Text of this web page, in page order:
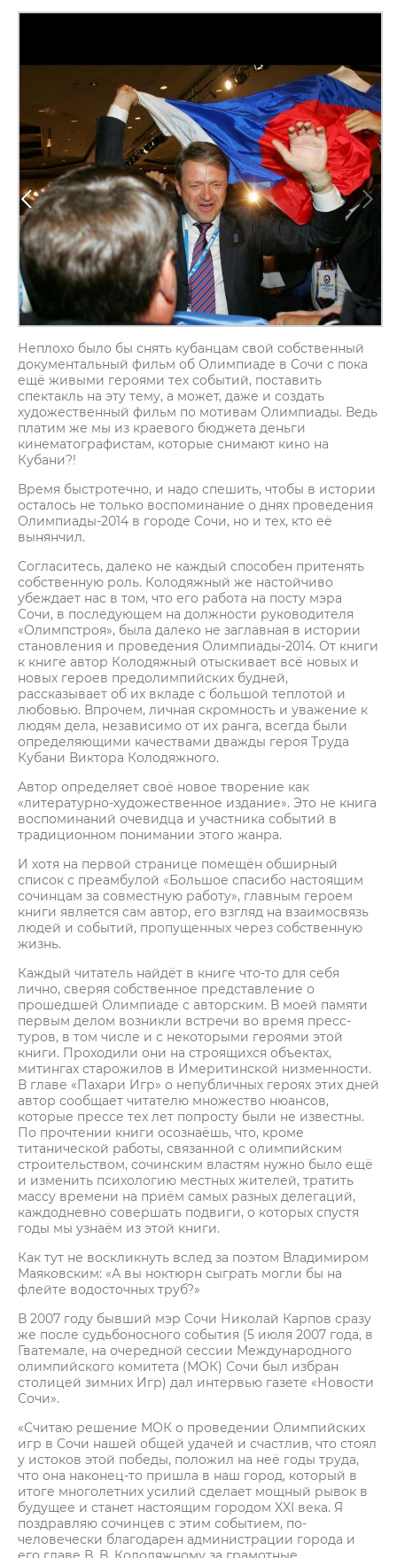
Неплохо было бы снять кубанцам свой собственный
документальный фильм об Олимпиаде в Сочи с пока
ещё живыми героями тех событий, поставить
спектакль на эту тему, а может, даже и создать
художественный фильм по мотивам Олимпиады. Ведь
платим же мы из краевого бюджета деньги
кинематографистам, которые снимают кино на
Кубани?!
Время быстротечно, и надо спешить, чтобы в истории
осталось не только воспоминание о днях проведения
Олимпиады-2014 в городе Сочи, но и тех, кто её
вынянчил.
Согласитесь, далеко не каждый способен притенять
собственную роль. Колодяжный же настойчиво
убеждает нас в том, что его работа на посту мэра
Сочи, в последующем на должности руководителя
«Олимпстроя», была далеко не заглавная в истории
становления и проведения Олимпиады-2014. От книги
к книге автор Колодяжный отыскивает всё новых и
новых героев предолимпийских будней,
рассказывает об их вкладе с большой теплотой и
любовью. Впрочем, личная скромность и уважение к
людям дела, независимо от их ранга, всегда были
определяющими качествами дважды героя Труда
Кубани Виктора Колодяжного.
Автор определяет своё новое творение как
«литературно-художественное издание». Это не книга
воспоминаний очевидца и участника событий в
традиционном понимании этого жанра.
И хотя на первой странице помещён обширный
список с преамбулой «Большое спасибо настоящим
сочинцам за совместную работу», главным героем
книги является сам автор, его взгляд на взаимосвязь
людей и событий, пропущенных через собственную
жизнь.
Каждый читатель найдёт в книге что-то для себя
лично, сверяя собственное представление о
прошедшей Олимпиаде с авторским. В моей памяти
первым делом возникли встречи во время пресс-
туров, в том числе и с некоторыми героями этой
книги. Проходили они на строящихся объектах,
митингах старожилов в Имеритинской низменности.
В главе «Пахари Игр» о непубличных героях этих дней
автор сообщает читателю множество нюансов,
которые прессе тех лет попросту были не известны.
По прочтении книги осознаёшь, что, кроме
титанической работы, связанной с олимпийским
строительством, сочинским властям нужно было ещё
и изменить психологию местных жителей, тратить
массу времени на приём самых разных делегаций,
каждодневно совершать подвиги, о которых спустя
годы мы узнаём из этой книги.
Как тут не воскликнуть вслед за поэтом Владимиром
Маяковским: «А вы ноктюрн сыграть могли бы на
флейте водосточных труб?»
В 2007 году бывший мэр Сочи Николай Карпов сразу
же после судьбоносного события (5 июля 2007 года, в
Гватемале, на очередной сессии Международного
олимпийского комитета (МОК) Сочи был избран
столицей зимних Игр) дал интервью газете «Новости
Сочи».
«Считаю решение МОК о проведении Олимпийских
игр в Сочи нашей общей удачей и счастлив, что стоял
у истоков этой победы, положил на неё годы труда,
что она наконец-то пришла в наш город, который в
итоге многолетних усилий сделает мощный рывок в
будущее и станет настоящим городом XXI века. Я
поздравляю сочинцев с этим событием, по-
человечески благодарен администрации города и